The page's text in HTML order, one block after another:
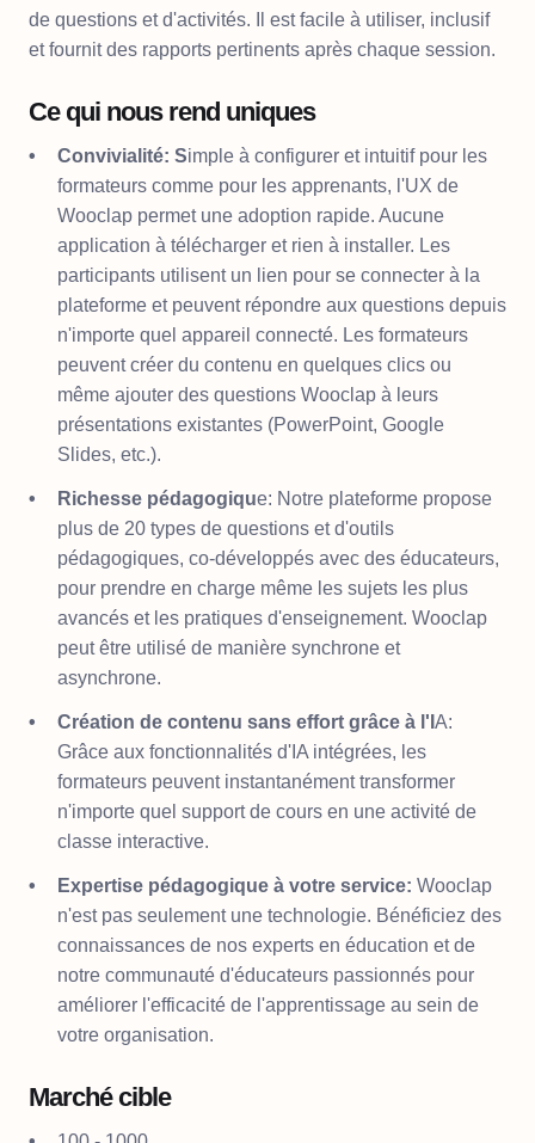
de questions et d'activités. Il est facile à utiliser, inclusif
et fournit des rapports pertinents après chaque session.
Ce qui nous rend uniques
Convivialité: Simple à configurer et intuitif pour les
formateurs comme pour les apprenants, l'UX de
Wooclap permet une adoption rapide. Aucune
application à télécharger et rien à installer. Les
participants utilisent un lien pour se connecter à la
plateforme et peuvent répondre aux questions depuis
n'importe quel appareil connecté. Les formateurs
peuvent créer du contenu en quelques clics ou
même ajouter des questions Wooclap à leurs
présentations existantes (PowerPoint, Google
Slides, etc.).
Richesse pédagogique: Notre plateforme propose
plus de 20 types de questions et d'outils
pédagogiques, co-développés avec des éducateurs,
pour prendre en charge même les sujets les plus
avancés et les pratiques d'enseignement. Wooclap
peut être utilisé de manière synchrone et
asynchrone.
Création de contenu sans effort grâce à l'I A:
Grâce aux fonctionnalités d'IA intégrées, les
formateurs peuvent instantanément transformer
n'importe quel support de cours en une activité de
classe interactive.
Expertise pédagogique à votre service: Wooclap
n'est pas seulement une technologie. Bénéficiez des
connaissances de nos experts en éducation et de
notre communauté d'éducateurs passionnés pour
améliorer l'efficacité de l'apprentissage au sein de
votre organisation.
Marché cible